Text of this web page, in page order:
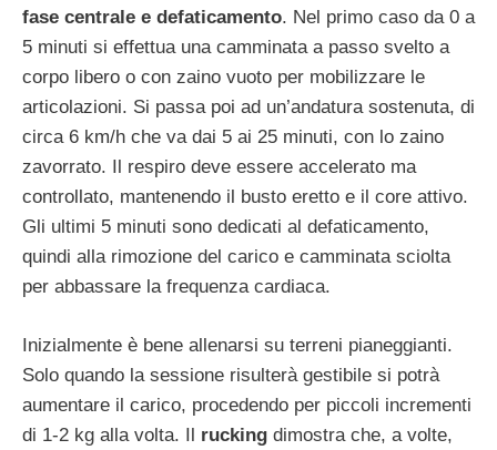
fase centrale e defaticamento. Nel primo caso da 0 a
5 minuti si effettua una camminata a passo svelto a
corpo libero o con zaino vuoto per mobilizzare le
articolazioni. Si passa poi ad un’andatura sostenuta, di
circa 6 km/h che va dai 5 ai 25 minuti, con lo zaino
zavorrato. Il respiro deve essere accelerato ma
controllato, mantenendo il busto eretto e il core attivo.
Gli ultimi 5 minuti sono dedicati al defaticamento,
quindi alla rimozione del carico e camminata sciolta
per abbassare la frequenza cardiaca.
Inizialmente è bene allenarsi su terreni pianeggianti.
Solo quando la sessione risulterà gestibile si potrà
aumentare il carico, procedendo per piccoli incrementi
di 1-2 kg alla volta. Il rucking dimostra che, a volte,